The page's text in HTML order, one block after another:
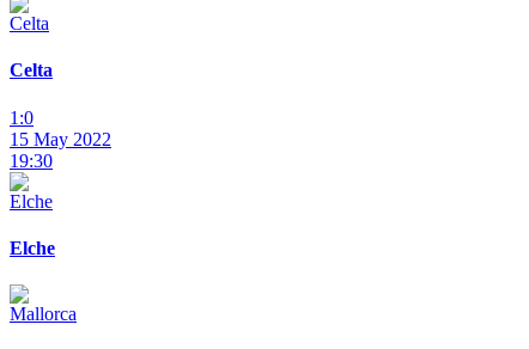
Celta
1:0
15 May 2022
19:30
Elche